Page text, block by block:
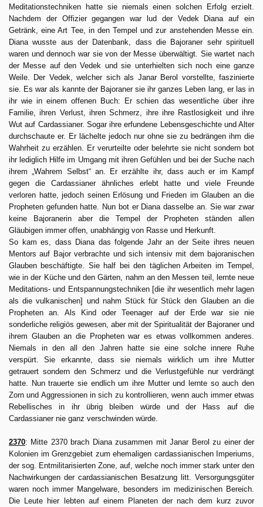
Meditationstechniken hatte sie niemals einen solchen Erfolg erzielt.
Nachdem der Offizier gegangen war lud der Vedek Diana auf ein
Getränk, eine Art Tee, in den Tempel und zur anstehenden Messe ein.
Diana wusste aus der Datenbank, dass die Bajoraner sehr spirituell
waren und dennoch war sie von der Messe überwältigt. Sie wartet nach
der Messe auf den Vedek und sie unterhielten sich noch eine ganze
Weile. Der Vedek, welcher sich als Janar Berol vorstellte, faszinierte
sie. Es war als kannte der Bajoraner sie ihr ganzes Leben lang, er las in
ihr wie in einem offenen Buch: Er schien das wesentliche über ihre
Familie, ihren Verlust, ihren Schmerz, ihre ihre Rastlosigkeit und ihre
Wut auf Cardassianer. Sogar ihre erfundene Lebensgeschichte und Alter
durchschaute er. Er lächelte jedoch nur ohne sie zu bedrängen ihm die
Wahrheit zu erzählen. Er verurteilte oder belehrte sie nicht sondern bot
ihr lediglich Hilfe im Umgang mit ihren Gefühlen und bei der Suche nach
ihrem „Wahrem Selbst“ an. Er erzählte ihr, dass auch er im Kampf
gegen die Cardassianer ähnliches erlebt hatte und viele Freunde
verloren hatte, jedoch seinen Erlösung und Frieden im Glauben an die
Propheten gefunden hatte. Nun bot er Diana dasselbe an. Sie war zwar
keine Bajoranerin aber die Tempel der Propheten ständen allen
Gläubigen immer offen, unabhängig von Rasse und Herkunft.
So kam es, dass Diana das folgende Jahr an der Seite ihres neuen
Mentors auf Bajor verbrachte und sich intensiv mit dem bajoranischen
Glauben beschäftigte. Sie half bei den täglichen Arbeiten im Tempel,
wie in der Küche und den Gärten, nahm an den Messen teil, lernte neue
Meditations- und Entspannungstechniken [die ihr wesentlich mehr lagen
als die vulkanischen] und nahm Stück für Stück den Glauben an die
Propheten an. Als Kind oder Teenager auf der Erde war sie nie
sonderliche religiös gewesen, aber mit der Spiritualität der Bajoraner und
ihrem Glauben an die Propheten war es etwas vollkommen anderes.
Niemals in den all den Jahren hatte sie eine solche innere Ruhe
verspürt. Sie erkannte, dass sie niemals wirklich um ihre Mutter
getrauert sondern den Schmerz und die Verlustgefühle nur verdrängt
hatte. Nun trauerte sie endlich um ihre Mutter und lernte so auch den
Zorn und Aggressionen in sich zu kontrollieren, wenn auch immer etwas
Rebellisches in ihr übrig bleiben würde und der Hass auf die
Cardassianer nie ganz verschwinden würde.
2370: Mitte 2370 brach Diana zusammen mit Janar Berol zu einer der
Kolonien im Grenzgebiet zum ehemaligen cardassianischen Imperiums,
der sog. Entmilitarisierten Zone, auf, welche noch immer stark unter den
Nachwirkungen der cardassianischen Besatzung litt. Versorgungsgüter
waren noch immer Mangelware, besonders im medizinischen Bereich.
Die Leute hier lebten auf einem Planeten der nach dem kurz zuvor